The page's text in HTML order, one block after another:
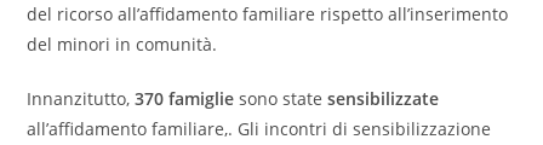
del ricorso all’affidamento familiare rispetto all’inserimento
del minori in comunità.
Innanzitutto,370 famiglie sono statesensibilizzate
all’affidamento familiare,. Gli incontri di sensibilizzazione